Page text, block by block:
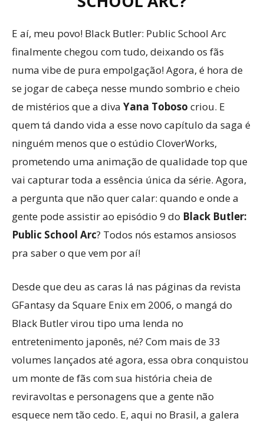
E aí, meu povo! Black Butler: Public School Arc
finalmente chegou com tudo, deixando os fãs
numa vibe de pura empolgação! Agora, é hora de
se jogar de cabeça nesse mundo sombrio e cheio
de mistérios que a diva Yana Toboso criou. E
quem tá dando vida a esse novo capítulo da saga é
ninguém menos que o estúdio CloverWorks,
prometendo uma animação de qualidade top que
vai capturar toda a essência única da série. Agora,
a pergunta que não quer calar: quando e onde a
gente pode assistir ao episódio 9 do Black Butler:
Public School Arc? Todos nós estamos ansiosos
pra saber o que vem por aí!
Desde que deu as caras lá nas páginas da revista
GFantasy da Square Enix em 2006, o mangá do
Black Butler virou tipo uma lenda no
entretenimento japonês, né? Com mais de 33
volumes lançados até agora, essa obra conquistou
um monte de fãs com sua história cheia de
reviravoltas e personagens que a gente não
esquece nem tão cedo. E, aqui no Brasil, a galera